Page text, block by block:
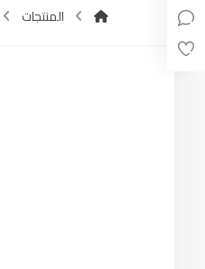
المنتجات